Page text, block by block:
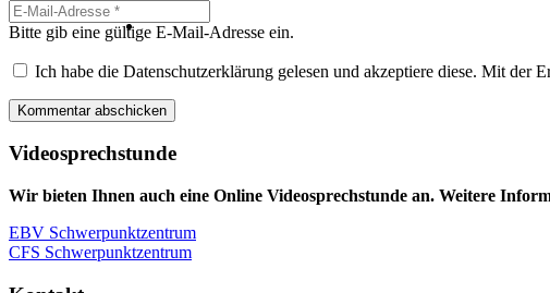
Bitte gib eine gültige E-Mail-Adresse ein.
Ich habe die Datenschutzerklärung gelesen und akzeptiere diese. Mit der
Kommentar abschicken
Videosprechstunde
Wir bieten Ihnen auch eine Online Videosprechstunde an. Weitere
EBV Schwerpunktzentrum
CFS Schwerpunktzentrum